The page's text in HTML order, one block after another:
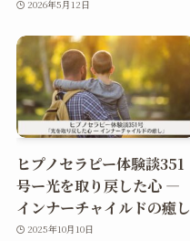
2026年5月12日
ヒプノセラピー体験談351
号ー光を取り戻した心 ―
インナーチャイルドの癒し
2025年10月10日